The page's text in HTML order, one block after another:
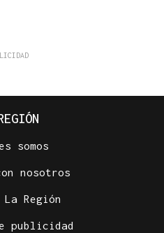
somos
nosotros
La Región
publicidad